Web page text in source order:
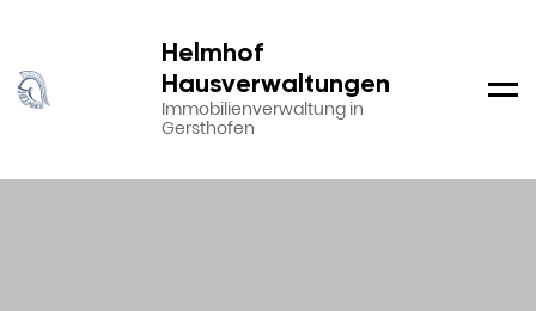
Helmhof
Hausverwaltungen
Immobilienverwaltung in
Gersthofen